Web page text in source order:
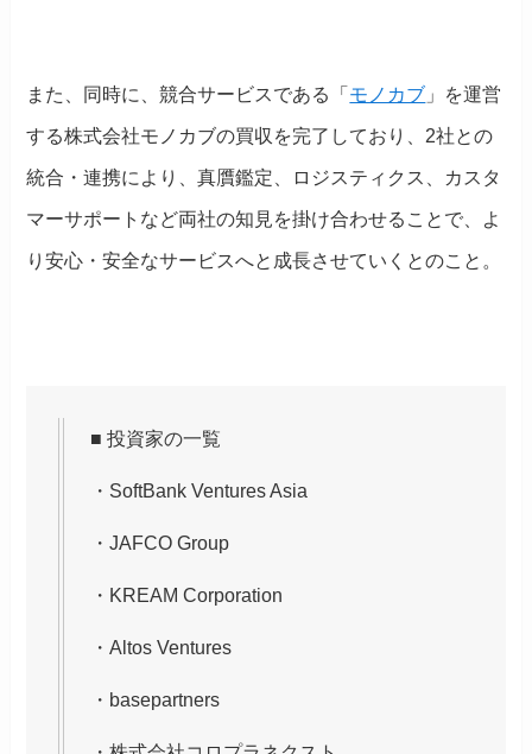
また、同時に、競合サービスである「 モノカブ 」を運営
する株式会社モノカブの買収を完了しており、2社との
統合・連携により、真贋鑑定、ロジスティクス、カスタ
マーサポートなど両社の知見を掛け合わせることで、よ
り安心・安全なサービスへと成長させていくとのこと。
■ 投資家の一覧
・SoftBank Ventures Asia
・JAFCO Group
・KREAM Corporation
・Altos Ventures
・basepartners